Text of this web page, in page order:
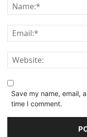
Save my name, email,
time I comment.